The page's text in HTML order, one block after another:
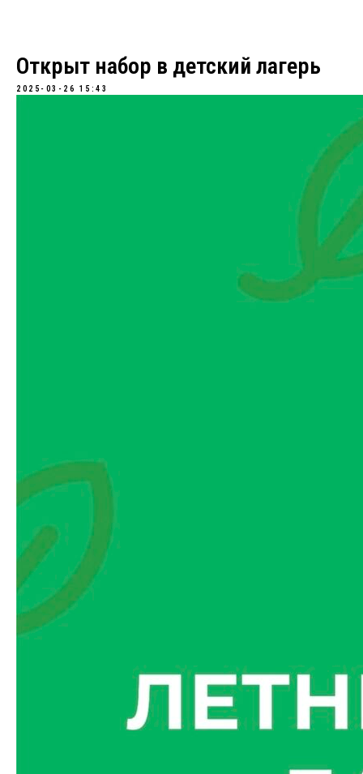
Открыт набор в детский лагерь
2025-03-26 15:43